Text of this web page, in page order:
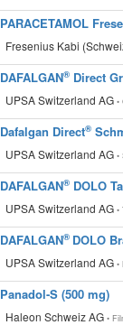
PARACETAMOL
Fresenius Kabi
DAFALGAN® Direct
UPSA Switzerland AG •
Dafalgan Direct®
UPSA Switzerland AG •
DAFALGAN® DOLO
UPSA Switzerland AG •
DAFALGAN® DOLO
UPSA Switzerland AG •
Panadol-S (500 mg)
Haleon Schweiz AG •